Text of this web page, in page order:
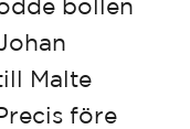
Malte
före